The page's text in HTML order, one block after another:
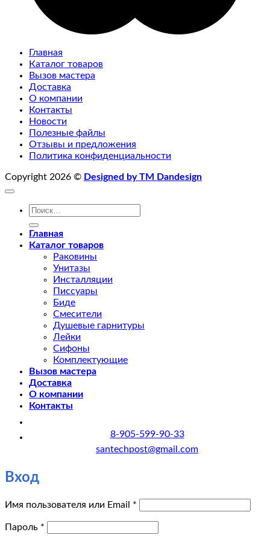
Главная
Каталог товаров
Вызов мастера
Доставка
О компании
Контакты
Новости
Полезные файлы
Отзывы и предложения
Политика конфиденциальности
Copyright 2026 © Designed by TM Dandesign
Искать:
Главная
Каталог товаров
Раковины
Унитазы
Инсталляции
Писсуары
Биде
Смесители
Душевые гарнитуры
Лейки
Сифоны
Комплектующие
Вызов мастера
Доставка
О компании
Контакты
8-905-599-90-33
santechpost@gmail.com
Вход
Имя пользователя или Email *
Пароль *